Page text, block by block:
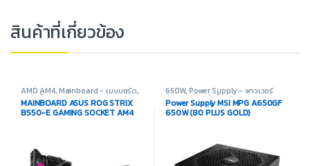
สินค้าที่เกี่ยวข้อง
AMD AM4,Mainboard - เมนบอร์ด,
สินค้าทั้งหมด,อุปกรณ์คอมพิวเตอร์
MAINBOARD ASUS ROG STRIX
B550-E GAMING SOCKET AM4
650W,Power Supply - พาวเวอร์
ซัพพลาย, สินค้าทั้งหมด
Power Supply MSI MPG A650GF
650W (80 PLUS GOLD)